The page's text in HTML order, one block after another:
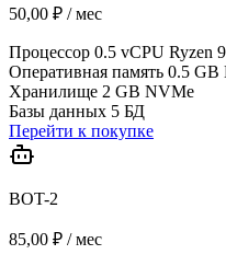
50,00 ₽ / мес
Процессор 0.5 vCPU Ryzen
Оперативная память 0.5 GB
Хранилище 2 GB NVMe
Базы данных 5 БД
Перейти к покупке
BOT-2
85,00 ₽ / мес